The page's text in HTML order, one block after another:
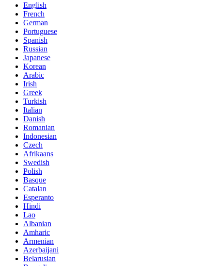
English
French
German
Portuguese
Spanish
Russian
Japanese
Korean
Arabic
Irish
Greek
Turkish
Italian
Danish
Romanian
Indonesian
Czech
Afrikaans
Swedish
Polish
Basque
Catalan
Esperanto
Hindi
Lao
Albanian
Amharic
Armenian
Azerbaijani
Belarusian